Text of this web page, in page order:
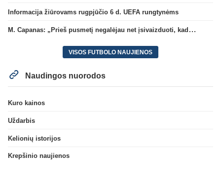
Informacija žiūrovams rugpjūčio 6 d. UEFA rungtynėms
M. Capanas: „Prieš pusmetį negalėjau net įsivaizduoti, kad žaisime prieš „Hajduk“
VISOS FUTBOLO NAUJIENOS
Naudingos nuorodos
Kuro kainos
Uždarbis
Kelionių istorijos
Krepšinio naujienos